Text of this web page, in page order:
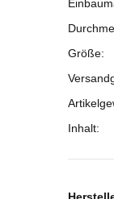
Größe:
Inhalt: